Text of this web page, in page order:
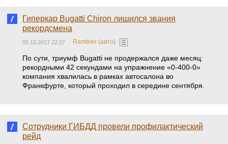
Гиперкар Bugatti Chiron лишился звания
рекордсмена
05.10.2017 22:27 Rambler (авто)
По сути, триумф Bugatti не продержался даже месяц:
рекордными 42 секундами на упражнение «0-400-0»
компания хвалилась в рамках автосалона во
Франкфурте, который проходил в середине сентября.
Сотрудники ГИБДД провели профилактический
рейд